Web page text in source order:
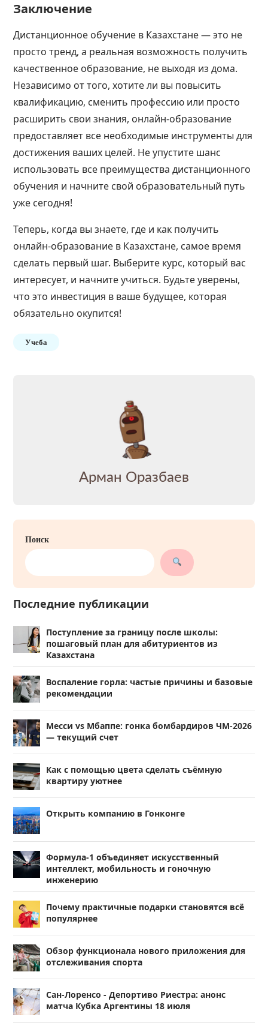
Заключение
Дистанционное обучение в Казахстане — это не
просто тренд, а реальная возможность получить
качественное образование, не выходя из дома.
Независимо от того, хотите ли вы повысить
квалификацию, сменить профессию или просто
расширить свои знания, онлайн-образование
предоставляет все необходимые инструменты для
достижения ваших целей. Не упустите шанс
использовать все преимущества дистанционного
обучения и начните свой образовательный путь
уже сегодня!
Теперь, когда вы знаете, где и как получить
онлайн-образование в Казахстане, самое время
сделать первый шаг. Выберите курс, который вас
интересует, и начните учиться. Будьте уверены,
что это инвестиция в ваше будущее, которая
обязательно окупится!
Учеба
Арман Оразбаев
Поиск
Последние публикации
Поступление за границу после школы:
пошаговый план для абитуриентов из
Казахстана
Воспаление горла: частые причины и базовые
рекомендации
Месси vs Мбаппе: гонка бомбардиров ЧМ-2026
— текущий счет
Как с помощью цвета сделать съёмную
квартиру уютнее
Открыть компанию в Гонконге
Формула-1 объединяет искусственный
интеллект, мобильность и гоночную
инженерию
Почему практичные подарки становятся всё
популярнее
Обзор функционала нового приложения для
отслеживания спорта
Сан-Лоренсо - Депортиво Риестра: анонс
матча Кубка Аргентины 18 июля